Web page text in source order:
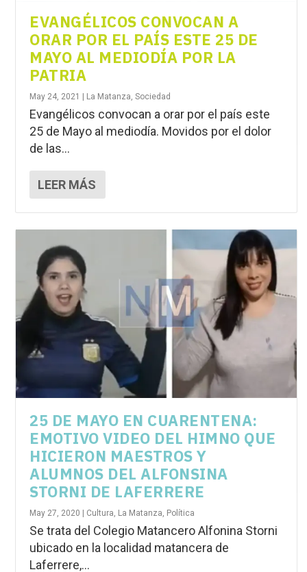
EVANGÉLICOS CONVOCAN A
ORAR POR EL PAÍS ESTE 25 DE
MAYO AL MEDIODÍA POR LA
PATRIA
May 24, 2021 La Matanza,Sociedad
Evangélicos convocan a orar por el país este
25 de Mayo al mediodía. Movidos por el dolor
de las...
LEER MÁS
25 DE MAYO EN CUARENTENA:
EMOTIVO VIDEO DEL HIMNO QUE
HICIERON MAESTROS Y
ALUMNOS DEL ALFONSINA
STORNI DE LAFERRERE
May 27, 2020 | Cultura La Matanza Política
Se trata del Colegio Matancero Alfonina Storni
ubicado en la localidad matancera de
Laferrere,...